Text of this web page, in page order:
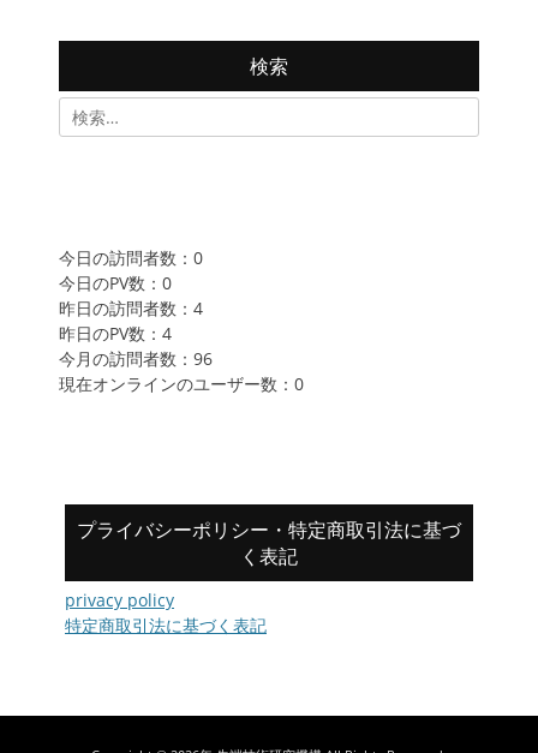
検索
検
索:
今日の訪問者数：0
今日のPV数：0
昨日の訪問者数：4
昨日のPV数：4
今月の訪問者数：96
現在オンラインのユーザー数：0
プライバシーポリシー・特定商取引法に基づ
く表記
privacy policy
特定商取引法に基づく表記